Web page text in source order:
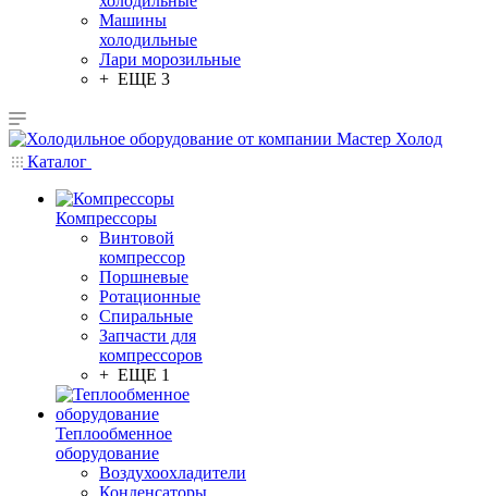
Машины
холодильные
Лари морозильные
+ ЕЩЕ 3
Каталог
Компрессоры
Винтовой
компрессор
Поршневые
Ротационные
Спиральные
Запчасти для
компрессоров
+ ЕЩЕ 1
Теплообменное
оборудование
Воздухоохладители
Конденсаторы